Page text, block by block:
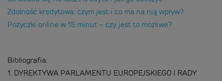
Zdolność kredytowa: czym jest i co ma na nią wpływ?
Pożyczki online w 15 minut – czy jest to możliwe?
Bibliografia:
1. DYREKTYWA PARLAMENTU EUROPEJSKIEGO I RADY